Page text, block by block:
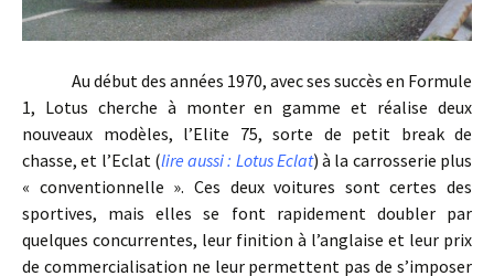
Au début des années 1970, avec ses succès en Formule
1, Lotus cherche à monter en gamme et réalise deux
nouveaux modèles, l’Elite 75, sorte de petit break de
chasse, et l’Eclat (lire aussi : Lotus Eclat) à la carrosserie plus
« conventionnelle ». Ces deux voitures sont certes des
sportives, mais elles se font rapidement doubler par
quelques concurrentes, leur finition à l’anglaise et leur prix
de commercialisation ne leur permettent pas de s’imposer